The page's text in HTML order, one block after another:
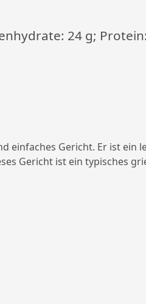
24 g;
einfaches Gericht. Er ist
Gericht ist ein typisches